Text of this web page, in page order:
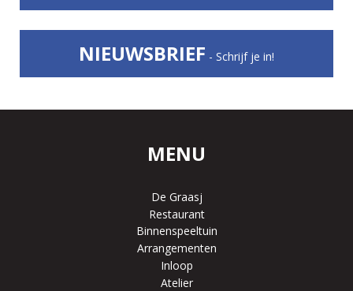
NIEUWSBRIEF - Schrijf je in!
MENU
De Graasj
Restaurant
Binnenspeeltuin
Arrangementen
Inloop
Atelier